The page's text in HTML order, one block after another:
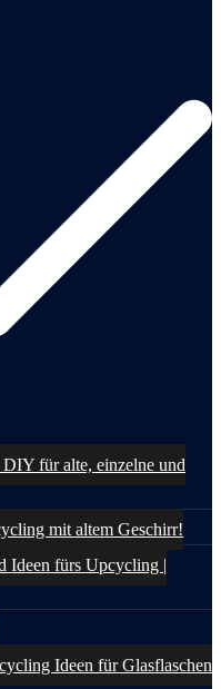
für alte, einzelne und
mit altem Geschirr!
Ideen fürs Upcycling |
Ideen für Glasflaschen